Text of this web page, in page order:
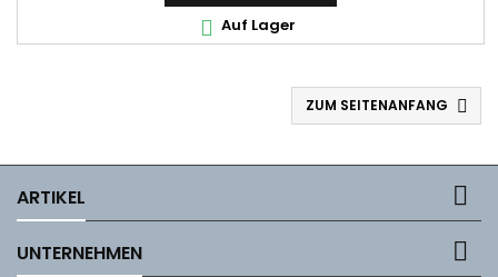
 Auf Lager
ZUM SEITENANFANG 
ARTIKEL 
UNTERNEHMEN 